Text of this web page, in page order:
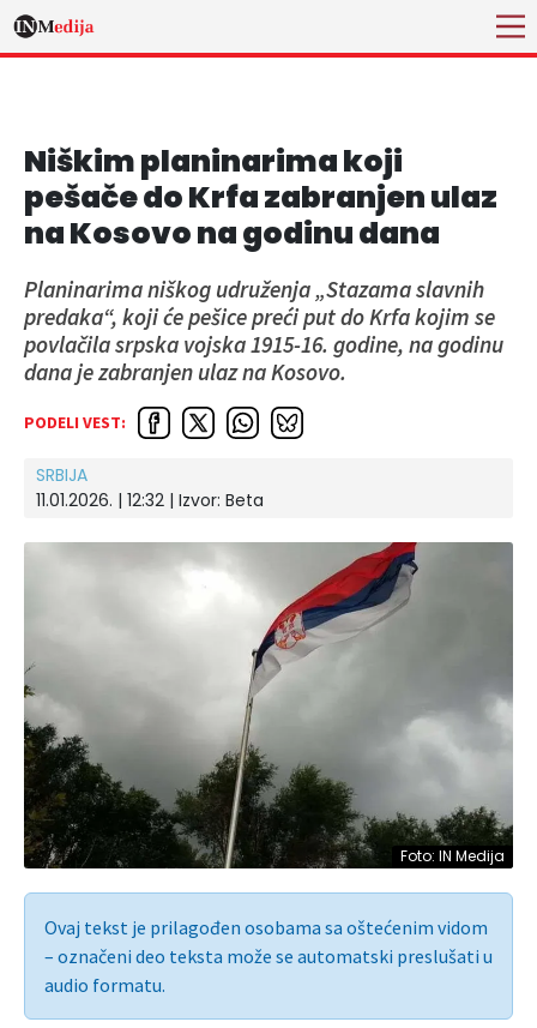
Niškim planinarima koji
pešače do Krfa zabranjen ulaz
na Kosovo na godinu dana
Planinarima niškog udruženja „Stazama slavnih
predaka“, koji će pešice preći put do Krfa kojim se
povlačila srpska vojska 1915-16. godine, na godinu
dana je zabranjen ulaz na Kosovo.
PODELI VEST:
SRBIJA
11.01.2026. | 12:32 | Izvor: Beta
Foto: IN Medija
Ovaj tekst je prilagođen osobama sa oštećenim vidom
– označeni deo teksta može se automatski preslušati u
audio formatu.